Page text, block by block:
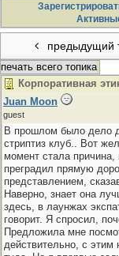
предыдущий
печать всего топика
Корпоративная
Juan Moon
guest
В прошлом было дело
стриптиз клуб.. Вот
момент стала
преградил прямую
представлением,
Наверно, знает она
здесь, в лаунжах
говорит. Я спросил,
Предложила мне
действительно, с этим